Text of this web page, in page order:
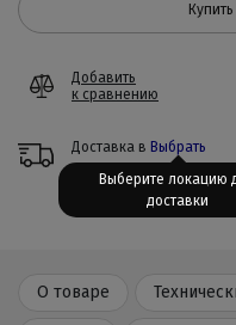
Добавить
к сравнению
Доставка в Выбрать
О товаре
Выберите локацию
доставки